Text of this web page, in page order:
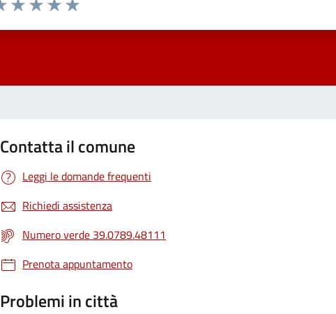
Contatta il comune
Leggi le domande frequenti
Richiedi assistenza
Numero verde 39.0789.48111
Prenota appuntamento
Problemi in città